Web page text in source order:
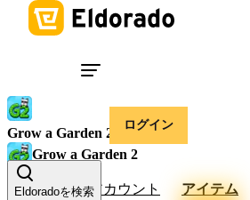
ログイン
Eldoradoを検索
Grow a Garden 2
Grow a Garden 2
Sheckles アカウント
アイテム